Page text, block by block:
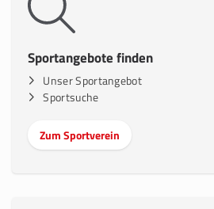
Sportangebote finden
Unser Sportangebot
Sportsuche
Zum Sportverein